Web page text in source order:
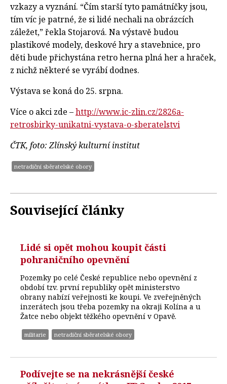
vzkazy a vyznání. “Čím starší tyto památníčky jsou,
tím víc je patrné, že si lidé nechali na obrázcích
záležet,” řekla Stojarová. Na výstavě budou
plastikové modely, deskové hry a stavebnice, pro
děti bude přichystána retro herna plná her a hraček,
z nichž některé se vyrábí dodnes.
Výstava se koná do 25. srpna.
Více o akci zde –http://www.ic-zlin.cz/2826a-
retrosbirky-unikatni-vystava-o-sberatelstvi
ČTK, foto: Zlínský kulturní institut
netradiční sběratelské obory
Související články
Lidé si opět mohou koupit části
pohraničního opevnění
Pozemky po celé České republice nebo opevnění z
období tzv. první republiky opět ministerstvo
obrany nabízí veřejnosti ke koupi. Ve zveřejněných
inzerátech jsou třeba pozemky na okraji Kolína a u
Žatce nebo objekt těžkého opevnění v Opavě.
militarie netradiční sběratelské obory
Podívejte se na nekrásnější české